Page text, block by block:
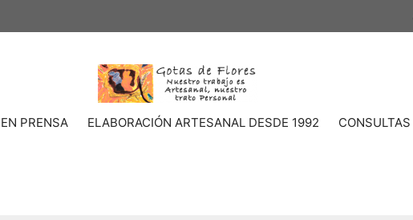
PRENSA ELABORACIÓN ARTESANAL DESDE 1992 CONSULTAS